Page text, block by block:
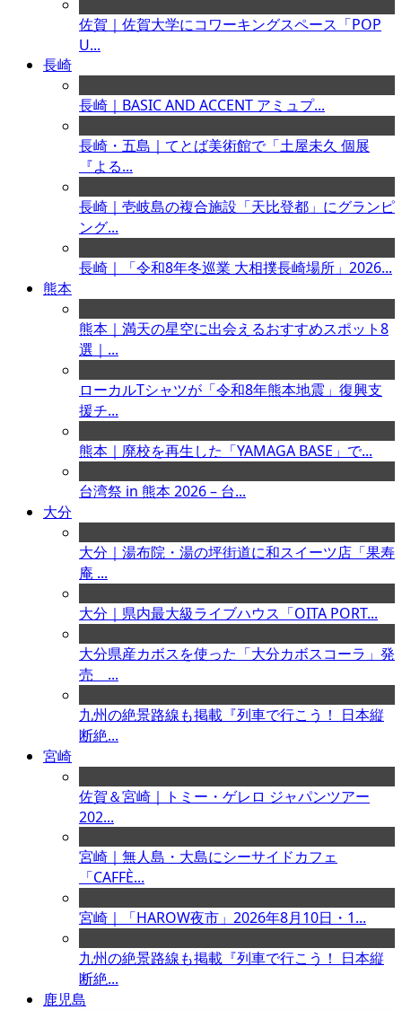
佐賀｜佐賀大学にコワーキングスペース「POP
U...
長崎
長崎｜BASIC AND ACCENT アミュプ...
長崎・五島｜てとば美術館で「土屋未久 個展
『よる...
長崎｜壱岐島の複合施設「天比登都」にグランピ
ング...
長崎｜「令和8年冬巡業 大相撲長崎場所」2026...
熊本
熊本｜満天の星空に出会えるおすすめスポット8
選｜...
ローカルTシャツが「令和8年熊本地震」復興支
援チ...
熊本｜廃校を再生した「YAMAGA BASE」で...
台湾祭 in 熊本 2026 – 台...
大分
大分｜湯布院・湯の坪街道に和スイーツ店「果寿
庵 ...
大分｜県内最大級ライブハウス「OITA PORT...
大分県産カボスを使った「大分カボスコーラ」発
売 ...
九州の絶景路線も掲載『列車で行こう！ 日本縦
断絶...
宮崎
佐賀＆宮崎｜トミー・ゲレロ ジャパンツアー
202...
宮崎｜無人島・大島にシーサイドカフェ
「CAFFÈ...
宮崎｜「HAROW夜市」2026年8月10日・1...
九州の絶景路線も掲載『列車で行こう！ 日本縦
断絶...
鹿児島